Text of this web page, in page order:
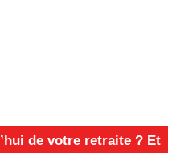
de votre retraite ? Et